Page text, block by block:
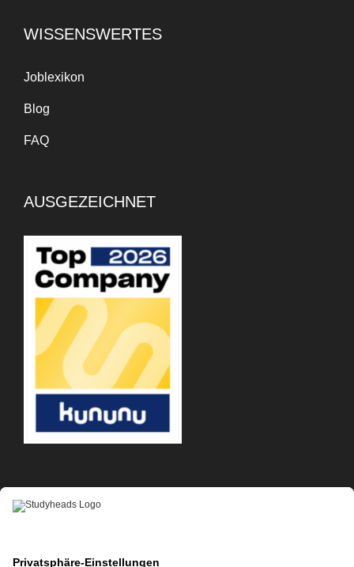
WISSENSWERTES
Joblexikon
Blog
FAQ
AUSGEZEICHNET